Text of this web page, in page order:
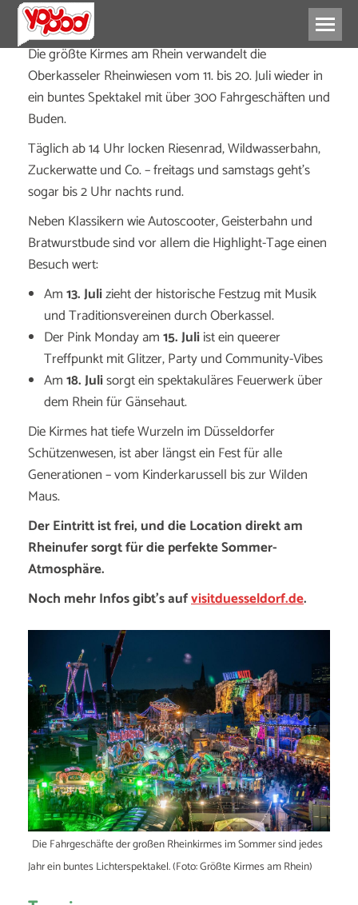
Die größte Kirmes am Rhein verwandelt die
Oberkasseler Rheinwiesen vom 11. bis 20. Juli wieder in
ein buntes Spektakel mit über 300 Fahrgeschäften und
Buden.
Täglich ab 14 Uhr locken Riesenrad, Wildwasserbahn,
Zuckerwatte und Co. – freitags und samstags geht’s
sogar bis 2 Uhr nachts rund.
Neben Klassikern wie Autoscooter, Geisterbahn und
Bratwurstbude sind vor allem die Highlight-Tage einen
Besuch wert:
Am13. Julizieht der historische Festzug mit Musik
und Traditionsvereinen durch Oberkassel.
Der Pink Monday am15. Juliist ein queerer
Treffpunkt mit Glitzer, Party und Community-Vibes
Am18. Julisorgt ein spektakuläres Feuerwerk über
dem Rhein für Gänsehaut.
Die Kirmes hat tiefe Wurzeln im Düsseldorfer
Schützenwesen, ist aber längst ein Fest für alle
Generationen – vom Kinderkarussell bis zur Wilden
Maus.
Der Eintritt ist frei, und die Location direkt am
Rheinufer sorgt für die perfekte Sommer-
Atmosphäre.
Noch mehr Infos gibt’s aufvisitduesseldorf.de.
Die Fahrgeschäfte der großen Rheinkirmes im Sommer sind jedes
Jahr ein buntes Lichterspektakel. (Foto: Größte Kirmes am Rhein)